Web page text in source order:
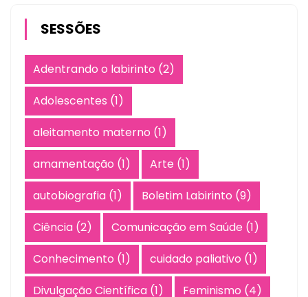
SESSÕES
Adentrando o labirinto (2)
Adolescentes (1)
aleitamento materno (1)
amamentação (1) Arte (1)
autobiografia (1) Boletim Labirinto (9)
Ciência (2) Comunicação em Saúde (1)
Conhecimento (1) cuidado paliativo (1)
Divulgação Científica (1) Feminismo (4)